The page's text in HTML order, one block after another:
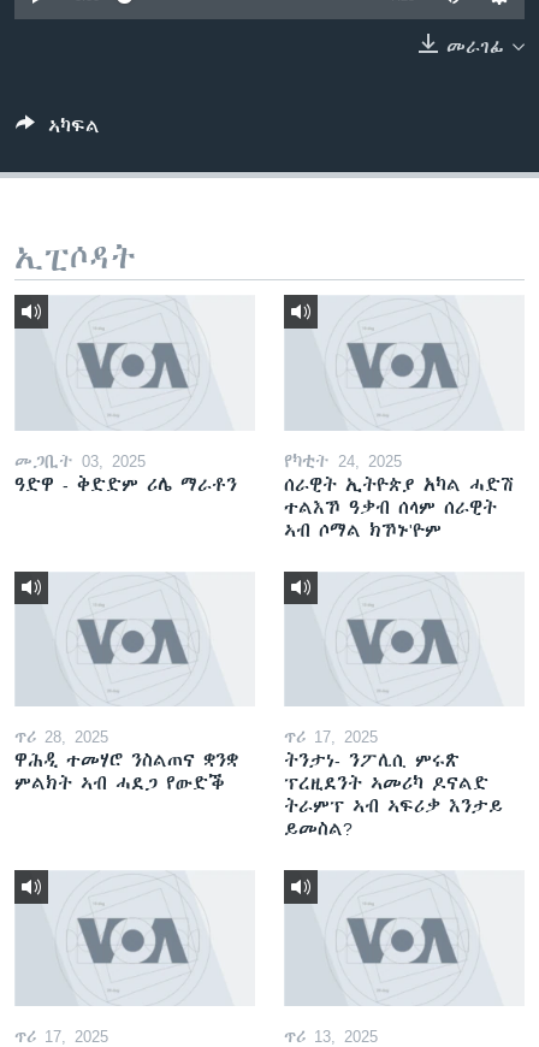
ቂሔ ጽልሚ
መራገፊ
ኣካፍል
ኢፒሶዳት
መጋቢት 03, 2025
ዓድዋ - ቅድድም ሪሌ ማራቶን
የካቲት 24, 2025
ሰራዊት ኢትዮጵያ አካል ሓድሽ
ተልእኾ ዓቃብ ሰላም ሰራዊት
ኣብ ሶማል ክኾኑ'ዮም
ጥሪ 28, 2025
ዋሕዲ ተመሃሮ ንስልጠና ቋንቋ
ምልክት ኣብ ሓደጋ የውድቕ
ጥሪ 17, 2025
ትንታነ- ንፖሊሲ ምሩጽ
ፕረዚደንት ኣመሪካ ዶናልድ
ትራምፕ ኣብ ኣፍሪቃ እንታይ
ይመስል?
ጥሪ 17, 2025 ጥሪ 13, 2025